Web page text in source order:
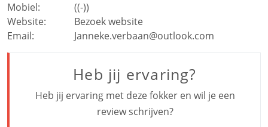
Mobiel:
((-))
Website:
Bezoek website
Email:
Janneke.verbaan@outlook.com
Heb jij ervaring?
Heb jij ervaring met deze fokker en wil je een
review schrijven?